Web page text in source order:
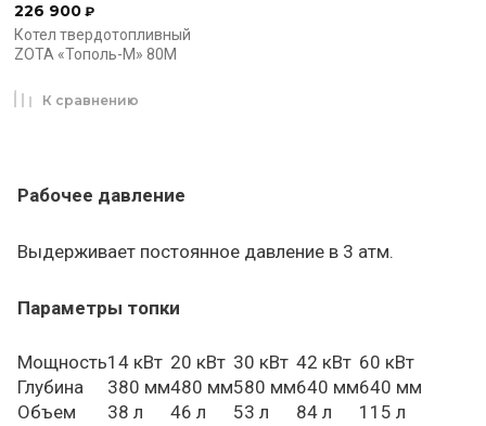
226 900 ₽
Котел твердотопливный
ZOTA «Тополь-М» 80М
К сравнению
Рабочее давление
Выдерживает постоянное давление в 3 атм.
Параметры топки
Мощность14 кВт 20 кВт 30 кВт 42 кВт 60 кВт
Глубина
380 мм480 мм580 мм640 мм640 мм
Объем
38 л 46 л 53 л 84 л 115 л